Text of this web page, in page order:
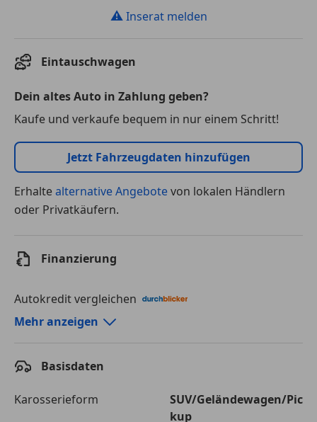
⚠ Inserat melden
Eintauschwagen
Dein altes Auto in Zahlung geben?
Kaufe und verkaufe bequem in nur einem Schritt!
Jetzt Fahrzeugdaten hinzufügen
Erhaltealternative Angebotevon lokalen Händlern
oder Privatkäufern.
Finanzierung
Autokredit vergleichen
Autokredit-Rechner von durchblicker.at
Mehr anzeigen
Basisdaten
Karosserieform
SUV/Geländewagen/Pic
kup